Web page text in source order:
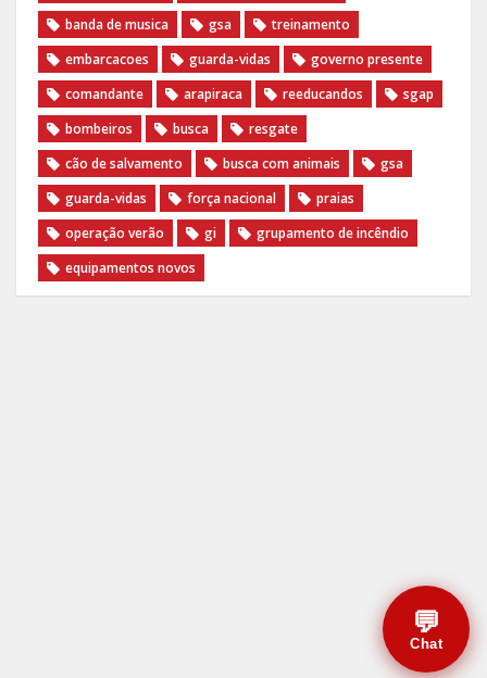
banda de musica
gsa
treinamento
embarcacoes
guarda-vidas
governo presente
comandante
arapiraca reeducandos
sgap
bombeiros
busca
resgate
cão de salvamento
busca com animais
gsa
guarda-vidas
força nacional
praias
operação verão
gi
grupamento de incêndio
equipamentos novos
💬
Chat